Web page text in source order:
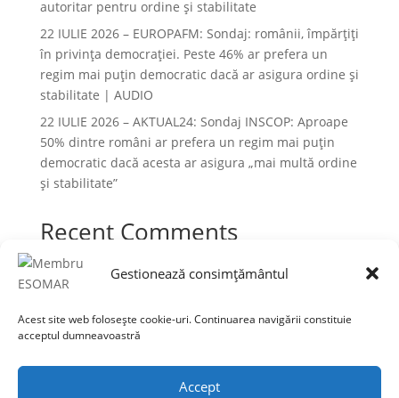
Gestionează consimțământul
Acest site web folosește cookie-uri. Continuarea navigării constituie
acceptul dumneavoastră
Accept
autoritar pentru ordine și stabilitate
22 IULIE 2026 – EUROPAFM: Sondaj: românii, împărțiți
în privința democrației. Peste 46% ar prefera un
regim mai puțin democratic dacă ar asigura ordine și
stabilitate | AUDIO
22 IULIE 2026 – AKTUAL24: Sondaj INSCOP: Aproape
50% dintre români ar prefera un regim mai puțin
democratic dacă acesta ar asigura „mai multă ordine
și stabilitate”
Recent Comments
Niciun comentariu de arătat.
Prelucrarea datelor cu caracter personal
Politica cookies